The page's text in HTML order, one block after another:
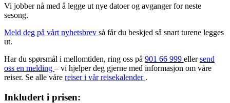
Vi jobber nå med å legge ut nye datoer og avganger for neste
sesong.
Meld deg på vårt nyhetsbrev så får du beskjed så snart turene legges
ut.
Har du spørsmål i mellomtiden, ring oss på 901 66 999 ellersend
oss en melding – vi hjelper deg gjerne med informasjon om våre
reiser. Se alle våre reiser i vår reisekalender .
Inkludert i prisen: